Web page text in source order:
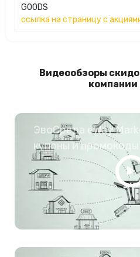
GOODS
ссылка на страницу с
Видеообзоры
компании
ЭвоСреда eWay
купоны и промокоды